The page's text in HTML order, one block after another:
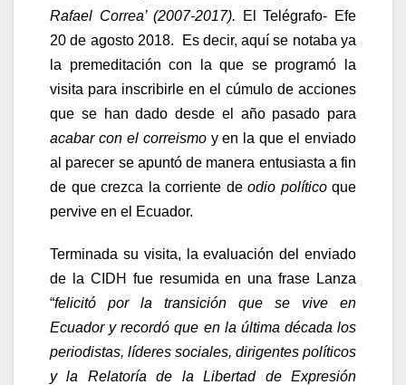
Rafael Correa’ (2007-2017). El Telégrafo- Efe
20 de agosto 2018. Es decir, aquí se notaba ya
la premeditación con la que se programó la
visita para inscribirle en el cúmulo de acciones
que se han dado desde el año pasado para
acabar con el correismoy en la que el enviado
al parecer se apuntó de manera entusiasta a fin
de que crezca la corriente de odio políticoque
pervive en el Ecuador.
Terminada su visita, la evaluación del enviado
de la CIDH fue resumida en una frase Lanza
“felicitó por la transición que se vive en
Ecuador y recordó que en la última década los
periodistas, líderes sociales, dirigentes políticos
y la Relatoría de la Libertad de Expresión